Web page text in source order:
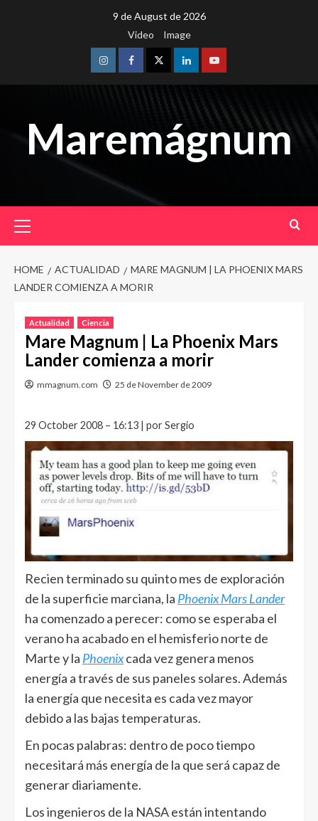
9 de August de 2026
Video
Image
InstagramFacebookTwitterLinkedinYoutube
Maremágnum
Menu
HOME ACTUALIDAD
MARE MAGNUM | LA PHOENIX MARS
LANDER COMIENZA A MORIR
Actualidad Ciencia
Mare Magnum | La Phoenix Mars
Lander comienza a morir
mmagnum.com 25 de November de 2009
29 October 2008 – 16:13 | por Sergio
Recien terminado su quinto mes de exploración
de la superficie marciana, la Phoenix Mars Lander
ha comenzado a perecer: como se esperaba el
verano ha acabado en el hemisferio norte de
Marte y la Phoenixcada vez genera menos
energía a través de sus paneles solares. Además
la energía que necesita es cada vez mayor
debido a las bajas temperaturas.
En pocas palabras: dentro de poco tiempo
necesitará más energía de la que será capaz de
generar diariamente.
Los ingenieros de la NASA están intentando